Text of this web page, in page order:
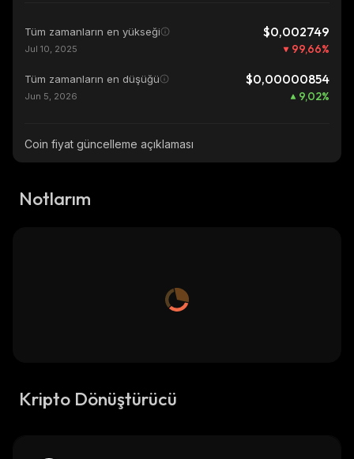
Tüm zamanların en yükseği $0,002749
Jul 10, 2025 99,66%
Tüm zamanların en düşüğü $0,00000854
Jun 5, 2026 9,02%
Coin fiyat güncelleme açıklaması
Notlarım
Kripto Dönüştürücü